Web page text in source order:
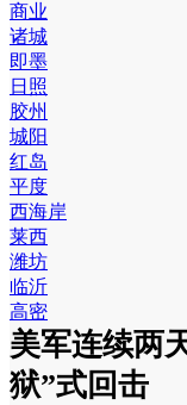
商业
诸城
即墨
日照
胶州
城阳
红岛
平度
西海岸
莱西
潍坊
临沂
高密
美军连续两
狱”式回击